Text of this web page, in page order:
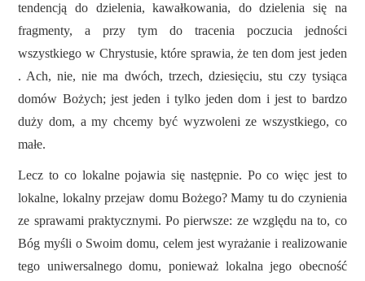
tendencją do dzielenia, kawałkowania, do dzielenia się na
fragmenty, a przy tym do tracenia poczucia jedności
wszystkiego w Chrystusie, które sprawia, że ten dom jest jeden
. Ach, nie, nie ma dwóch, trzech, dziesięciu, stu czy tysiąca
domów Bożych; jest jeden i tylko jeden dom i jest to bardzo
duży dom, a my chcemy być wyzwoleni ze wszystkiego, co
małe.
Lecz to co lokalne pojawia się następnie. Po co więc jest to
lokalne, lokalny przejaw domu Bożego? Mamy tu do czynienia
ze sprawami praktycznymi. Po pierwsze: ze względu na to, co
Bóg myśli o Swoim domu, celem jest wyrażanie i realizowanie
tego uniwersalnego domu, ponieważ lokalna jego obecność